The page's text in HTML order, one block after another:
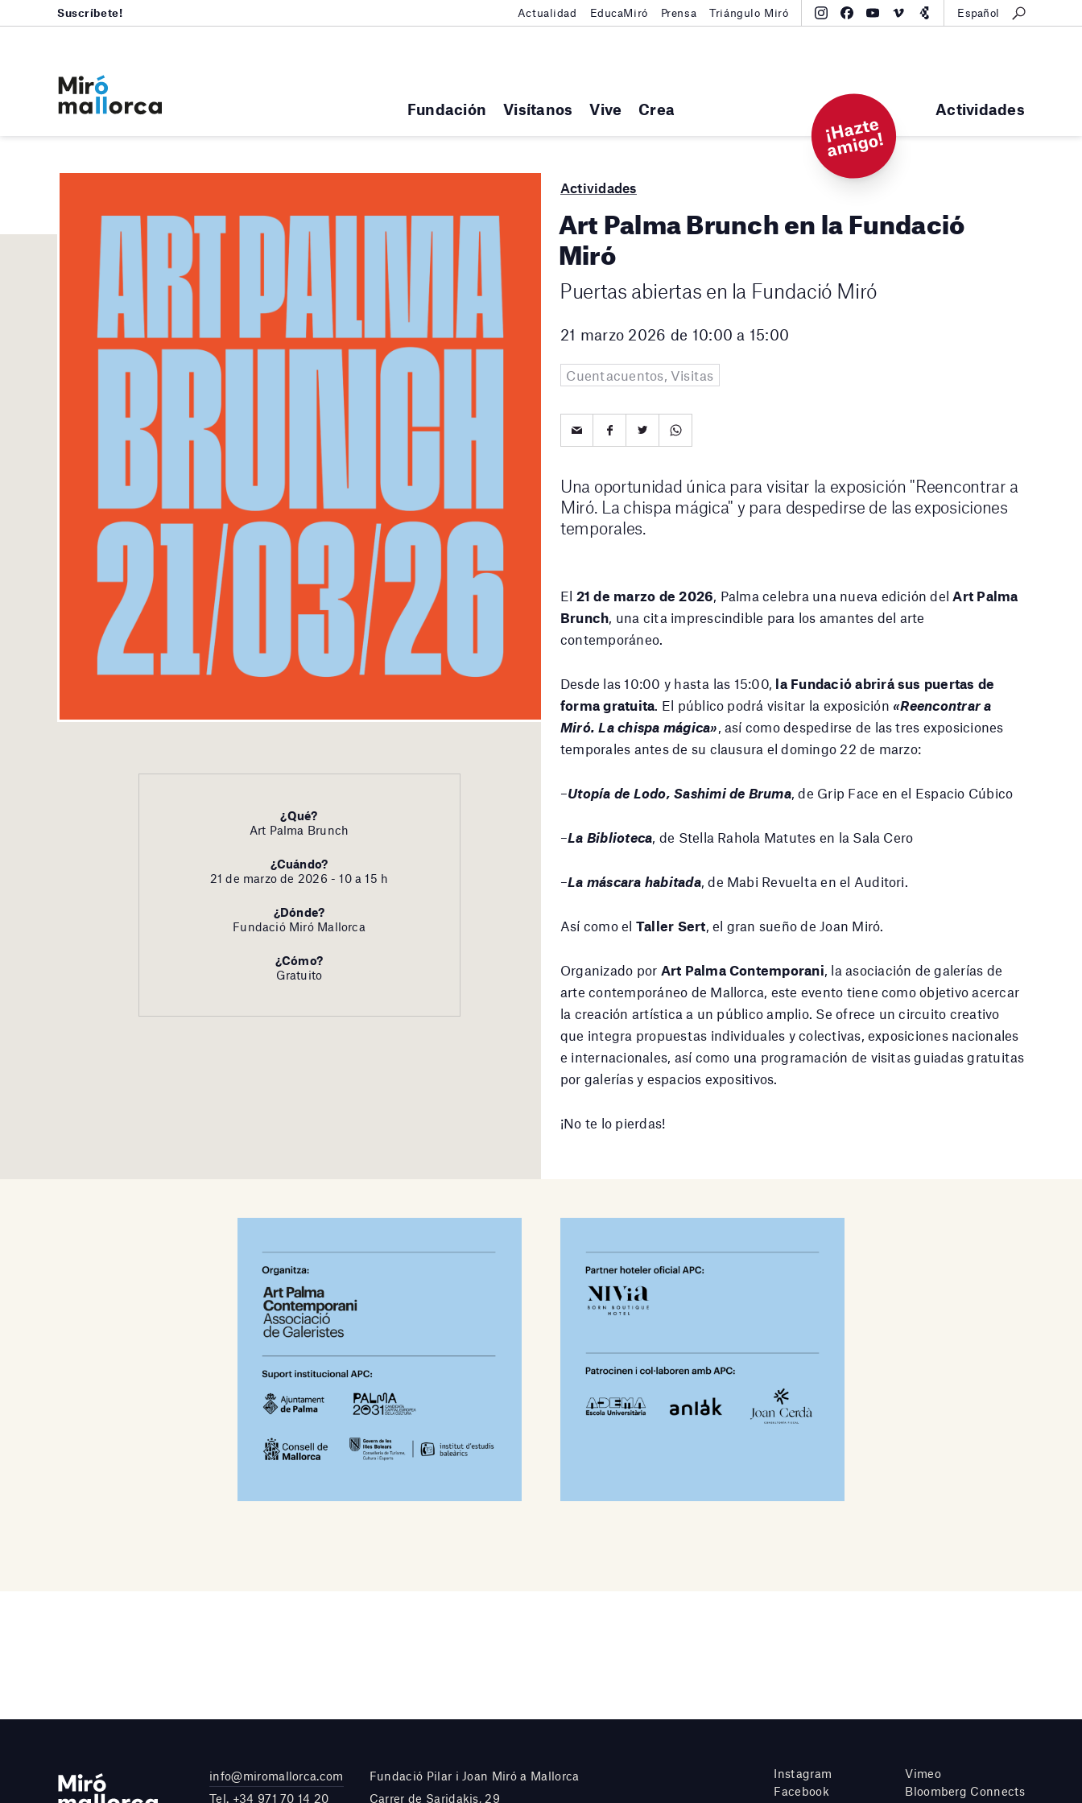
Fundación Visítanos Vive Crea Actividades
Suscríbete! Actualidad EducaMiró Prensa Triángulo Miró Español
¡
H
a
zt
e
a
mi
g
o!
¿Qué?
Art Palma Brunch
¿Cuándo?
21 de marzo de 2026 - 10 a 15 h
¿Dónde?
Fundació Miró Mallorca
¿Cómo?
Gratuito
Actividades
Art Palma Brunch en la Fundació
Miró
Puertas abiertas en la Fundació Miró
21 marzo 2026 de 10:00 a 15:00
Cuentacuentos, Visitas
Una oportunidad única para visitar la exposición "Reencontrar a
Miró. La chispa mágica" y para despedirse de las exposiciones
temporales.
El 21 de marzo de 2026 , Palma celebra una nueva edición del Art Palma
Brunch , una cita imprescindible para los amantes del arte
contemporáneo.
Desde las 10:00 y hasta las 15:00, la Fundació abrirá sus puertas de
forma gratuita . El público podrá visitar la exposición«Reencontrar a
Miró. La chispa mágica» , así como despedirse de las tres exposiciones
temporales antes de su clausura el domingo 22 de marzo:
–Utopía de Lodo, ​​Sashimi de Bruma, de Grip Face en el Espacio Cúbico
–La Biblioteca , de Stella Rahola Matutes en la Sala Cero
–La máscara habitada, de Mabi Revuelta en el Auditori.
Así como el Taller Sert , el gran sueño de Joan Miró.
Organizado por Art Palma Contemporani , la asociación de galerías de
arte contemporáneo de Mallorca, este evento tiene como objetivo acercar
la creación artística a un público amplio. Se ofrece un circuito creativo
que integra propuestas individuales y colectivas, exposiciones nacionales
e internacionales, así como una programación de visitas guiadas gratuitas
por galerías y espacios expositivos.
¡No te lo pierdas!
info@miromallorca.com
Tel. +34 971 70 14 20
Fundació Pilar i Joan Miró a Mallorca
Carrer de Saridakis, 29
Instagram
Facebook
Vimeo
Bloomberg Connects